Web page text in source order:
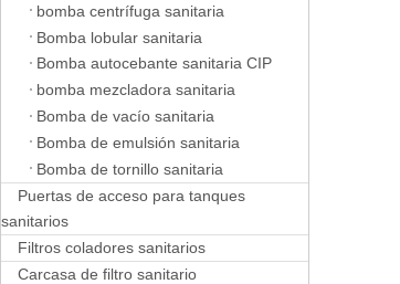
bomba centrífuga sanitaria
Bomba lobular sanitaria
Bomba autocebante sanitaria CIP
bomba mezcladora sanitaria
Bomba de vacío sanitaria
Bomba de emulsión sanitaria
Bomba de tornillo sanitaria
Puertas de acceso para tanques
sanitarios
Filtros coladores sanitarios
Carcasa de filtro sanitario